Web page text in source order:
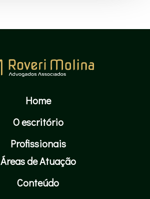
Home
O escritório
Profissionais
Áreas de Atuação
Conteúdo